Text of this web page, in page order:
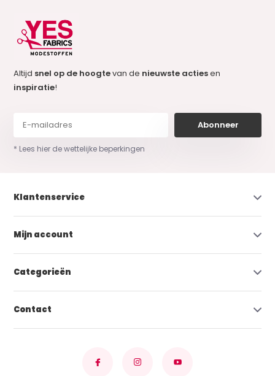
Altijd snel op de hoogtevan de nieuwste actiesen
inspiratie!
Abonneer
* Lees hier de wettelijke beperkingen
Klantenservice
Mijn account
Categorieën
Contact